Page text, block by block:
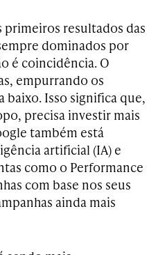
primeiros resultados das
dominados por
é coincidência. O
empurrando os
baixo. Isso significa que,
precisa investir mais
também está
artificial (IA) e
como o Performance
com base nos seus
ainda mais